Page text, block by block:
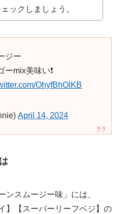
ックしましょう。
ジー
mix美味い❗
OhyfBhOlKB
April 14, 2024
ンスムージー味」には、
】【スーパーリーフベジ】の